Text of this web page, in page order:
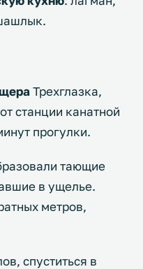
Трехглазка,
станции канатной
прогулки.
тающие
в ущелье.
метров,
спуститься в